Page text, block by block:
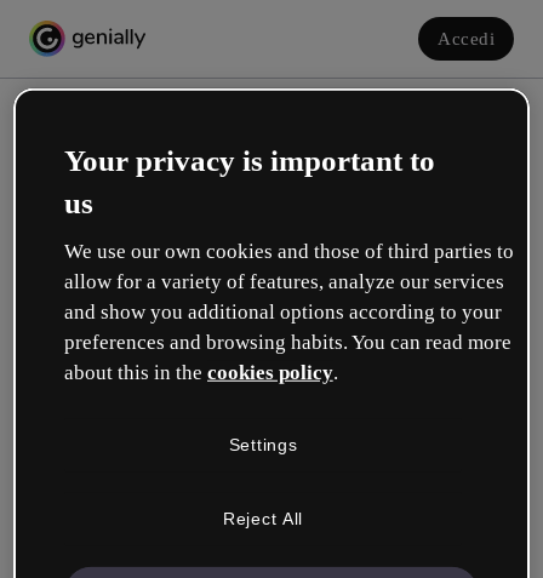
Accedi
Crea il tuo account gratuito!
Quale opzione ti descrive meglio?
Your privacy is important to
us
We use our own cookies and those of third parties to
allow for a variety of features, analyze our services
and show you additional options according to your
preferences and browsing habits. You can read more
about this in the cookies policy.
Settings
Reject All